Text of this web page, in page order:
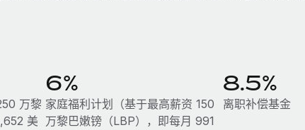
万黎
美
6%
家庭福利计划（基于最高薪资 150
万黎巴嫩镑（LBP），即每月 991
8.5%
离职补偿基金